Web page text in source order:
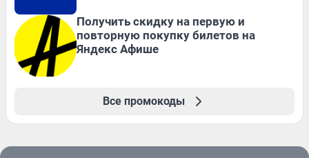
Получить скидку на первую и
повторную покупку билетов на
Яндекс Афише
Все промокоды